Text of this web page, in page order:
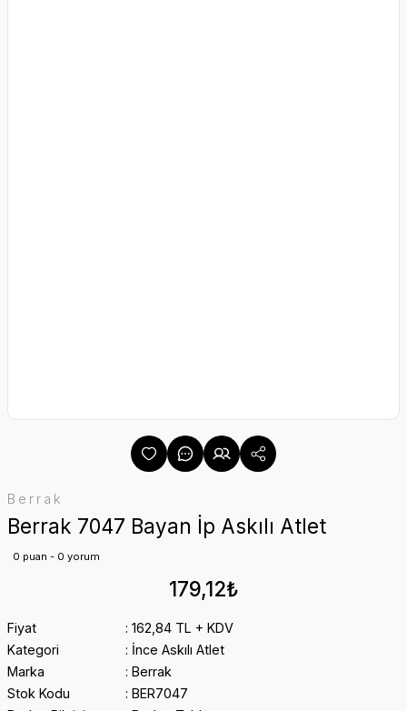
Berrak
Berrak 7047 Bayan İp Askılı Atlet
0 puan - 0 yorum
179,12₺
Fiyat
162,84 TL + KDV
Kategori
İnce Askılı Atlet
Marka
Berrak
Stok Kodu
BER7047